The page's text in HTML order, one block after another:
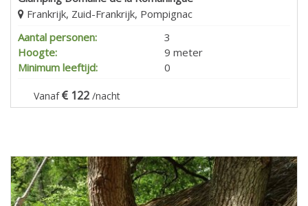
Frankrijk, Zuid-Frankrijk, Pompignac
Aantal personen:
3
Hoogte:
9 meter
Minimum leeftijd:
0
Vanaf 122 /nacht